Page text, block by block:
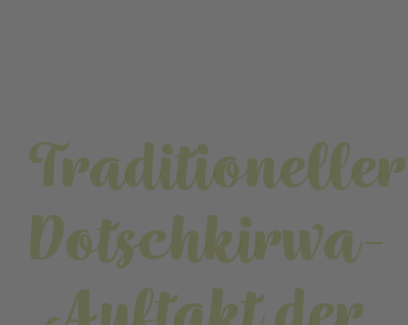
Traditioneller
Dotschkirwa-